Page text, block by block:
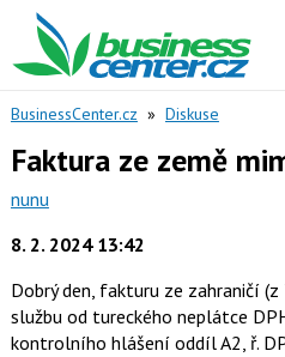
BusinessCenter.cz » Diskuse
Faktura ze země
nunu
8. 2. 2024 13:42
Dobrý den, fakturu ze zahraničí
službu od tureckého neplátce
kontrolního hlášení oddíl A2, ř.